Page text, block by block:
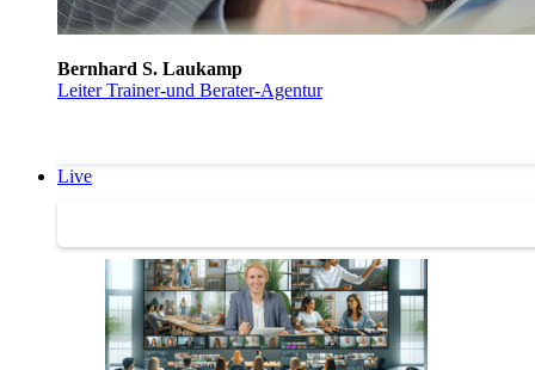
Bernhard S. Laukamp
Leiter Trainer-und Berater-Agentur
Live